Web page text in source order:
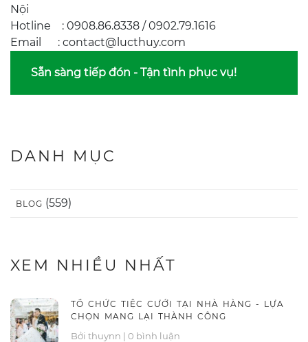
Nội
Hotline : 0908.86.8338 / 0902.79.1616
Email : contact@lucthuy.com
Sẵn sàng tiếp đón - Tận tình phục vụ!
DANH MỤC
BLOG (559)
XEM NHIỀU NHẤT
TỔ CHỨC TIỆC CƯỚI TẠI NHÀ HÀNG - LỰA
CHỌN MANG LẠI THÀNH CÔNG
Bởi thuynn | 0 bình luận